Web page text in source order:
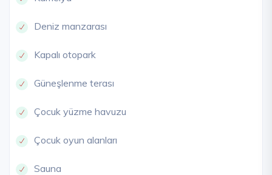
Deniz manzarası
Kapalı otopark
Güneşlenme terası
Çocuk yüzme havuzu
Çocuk oyun alanları
Sauna